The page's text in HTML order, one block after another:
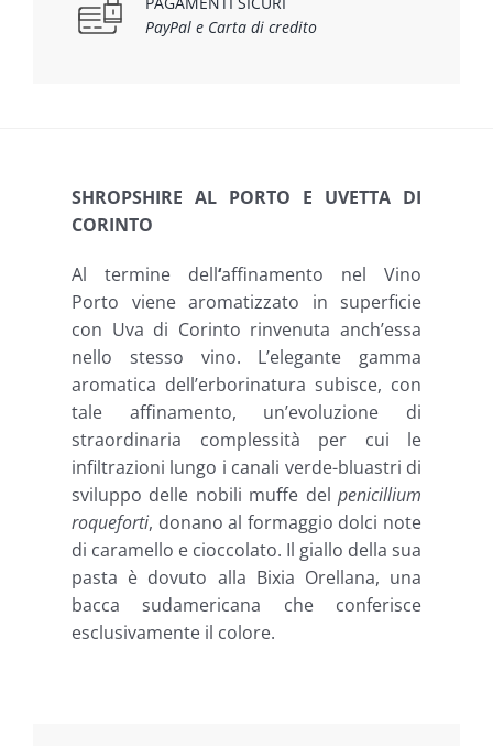
PayPal e Carta di credito
SHROPSHIRE AL PORTO E UVETTA DI
CORINTO
Al termine dell‘affinamento nel Vino
Porto viene aromatizzato in superficie
con Uva di Corinto rinvenuta anch’essa
nello stesso vino. L’elegante gamma
aromatica dell’erborinatura subisce, con
tale affinamento, un’evoluzione di
straordinaria complessità per cui le
infiltrazioni lungo i canali verde-bluastri di
sviluppo delle nobili muffe del penicillium
roqueforti, donano al formaggio dolci note
di caramello e cioccolato. Il giallo della sua
pasta è dovuto alla Bixia Orellana, una
bacca sudamericana che conferisce
esclusivamente il colore.